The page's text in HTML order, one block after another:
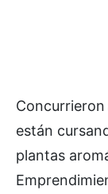
Concurrieron
están
plantas